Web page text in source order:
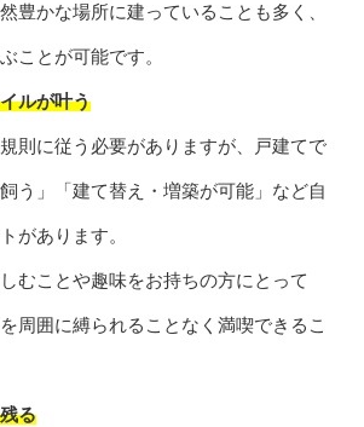
豊かな場所に建っていることも多く、
ことが可能です。
ルが叶う
則に従う必要がありますが、戸建てで
う」「建て替え・増築が可能」など自
があります。
むことや趣味をお持ちの方にとって
周囲に縛られることなく満喫できるこ
る